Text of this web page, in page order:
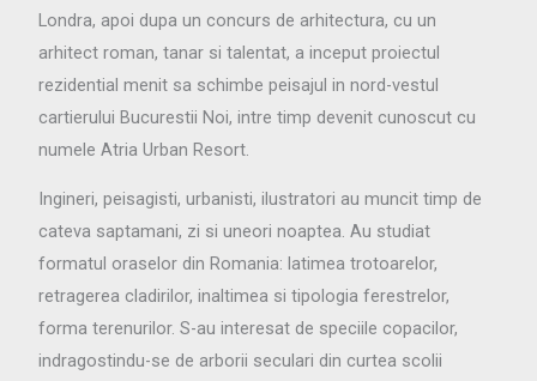
Londra, apoi dupa un concurs de arhitectura, cu un
arhitect roman, tanar si talentat, a inceput proiectul
rezidential menit sa schimbe peisajul in nord-vestul
cartierului Bucurestii Noi, intre timp devenit cunoscut cu
numele Atria Urban Resort.
Ingineri, peisagisti, urbanisti, ilustratori au muncit timp de
cateva saptamani, zi si uneori noaptea. Au studiat
formatul oraselor din Romania: latimea trotoarelor,
retragerea cladirilor, inaltimea si tipologia ferestrelor,
forma terenurilor. S-au interesat de speciile copacilor,
indragostindu-se de arborii seculari din curtea scolii